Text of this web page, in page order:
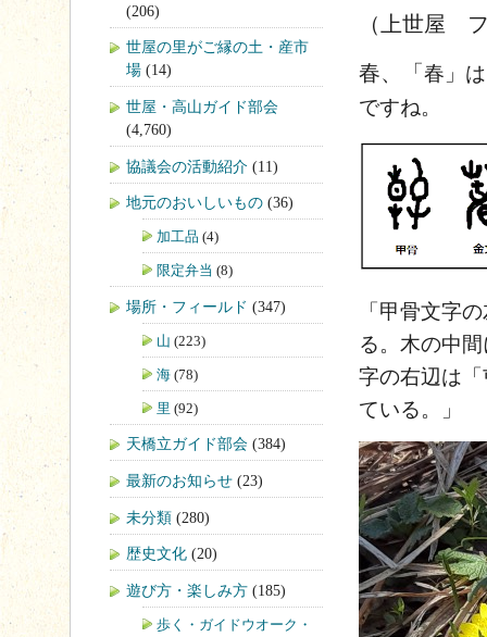
（上世屋
春、「 春」
ですね。
「甲骨文字
る。木の中
字の右辺は
ている。」
(206)
世屋の里がご縁の土・産市
場 (14)
世屋・高山ガイド部会
(4,760)
協議会の活動紹介 (11)
地元のおいしいもの (36)
加工品 (4)
限定弁当 (8)
場所・フィールド (347)
山 (223)
海 (78)
里 (92)
天橋立ガイド部会 (384)
最新のお知らせ (23)
未分類 (280)
歴史文化 (20)
遊び方・楽しみ方 (185)
歩く・ガイドウオーク・